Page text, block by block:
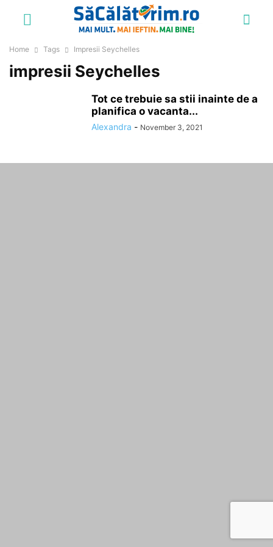
Home Tags Impresii Seychelles
impresii Seychelles
Tot ce trebuie sa stii inainte de a
planifica o vacanta...
Alexandra - November 3, 2021